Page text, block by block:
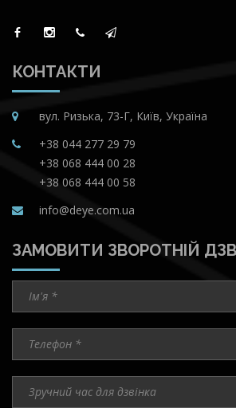
КОНТАКТИ
вул. Ризька, 73-Г, Київ, Україна
+38 044 277 29 79
+38 068 444 00 28
+38 068 444 00 58
info@deye.com.ua
ЗАМОВИТИ ЗВОРОТНІЙ